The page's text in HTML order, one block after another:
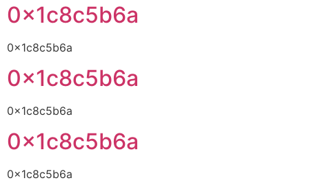
0x1c8c5b6a
0x1c8c5b6a
0x1c8c5b6a
0x1c8c5b6a
0x1c8c5b6a
0x1c8c5b6a